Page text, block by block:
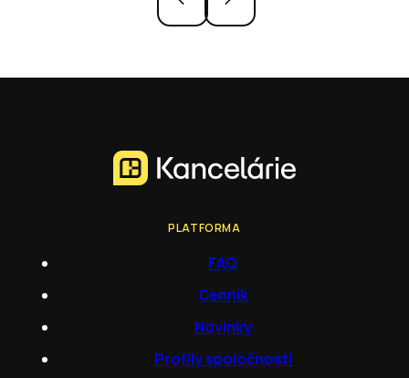
PLATFORMA
FAQ
Cenník
Novinky
Profily spoločností